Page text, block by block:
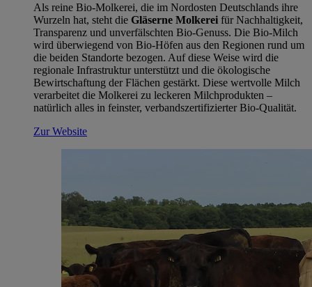
Als reine Bio-Molkerei, die im Nordosten Deutschlands ihre
Wurzeln hat, steht die Gläserne Molkerei für Nachhaltigkeit,
Transparenz und unverfälschten Bio-Genuss. Die Bio-Milch
wird überwiegend von Bio-Höfen aus den Regionen rund um
die beiden Standorte bezogen. Auf diese Weise wird die
regionale Infrastruktur unterstützt und die ökologische
Bewirtschaftung der Flächen gestärkt. Diese wertvolle Milch
verarbeitet die Molkerei zu leckeren Milchprodukten –
natürlich alles in feinster, verbandszertifizierter Bio-Qualität.
Zur Website